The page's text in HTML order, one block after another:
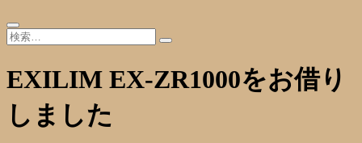
EXILIM EX-ZR1000をお借り
しました